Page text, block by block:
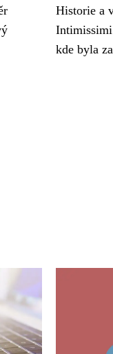
Historie a
Intimissimi
kde byla